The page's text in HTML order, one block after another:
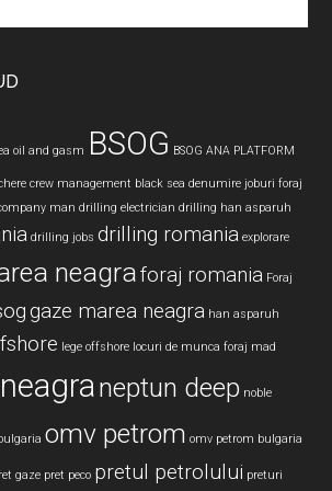
oil and gasm BSOG BSOG ANA PLATFORM
crew management black sea denumire joburi foraj
man drilling electrician drilling han asparuh
drilling jobs drilling romania explorare
neagraforaj romania Foraj
gaze marea neagra han asparuh
lege offshore locuri de munca foraj mad
neptun deep noble
omv petrom omv petrom bulgaria
gaze pret peco pretul petrolului preturi